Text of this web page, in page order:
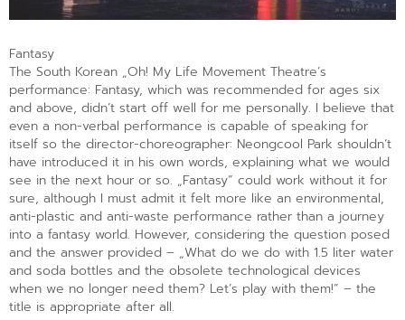
Fantasy
The South Korean „Oh! My Life Movement Theatre’s
performance: Fantasy, which was recommended for ages six
and above, didn’t start off well for me personally. I believe that
even a non-verbal performance is capable of speaking for
itself so the director-choreographer: Neongcool Park shouldn’t
have introduced it in his own words, explaining what we would
see in the next hour or so. „Fantasy” could work without it for
sure, although I must admit it felt more like an environmental,
anti-plastic and anti-waste performance rather than a journey
into a fantasy world. However, considering the question posed
and the answer provided – „What do we do with 1.5 liter water
and soda bottles and the obsolete technological devices
when we no longer need them? Let’s play with them!” – the
title is appropriate after all.